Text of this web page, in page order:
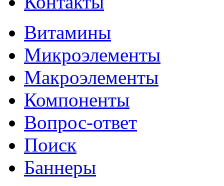
Витамины
Микроэлементы
Макроэлементы
Компоненты
Вопрос-ответ
Поиск
Баннеры